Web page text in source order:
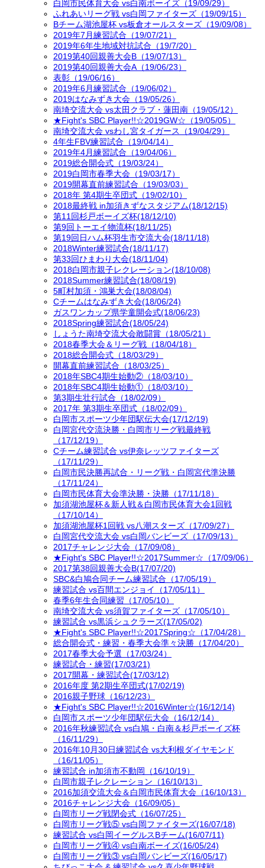
白岡市民体育大会 vs白南ボーイズ（19/09/29）
ふれあいリーグ戦 vs白岡ファイターズ（19/09/15）
Bチーム湖池屋杯 vs板倉オールスターズ（19/09/08）
2019年7月練習試合（19/07/21）
2019年6年生地域対抗試合（19/7/20）
2019第40回親善大会B（19/07/13）
2019第40回親善大会A（19/06/23）
表彰（19/06/16）
2019年6月練習試合（19/06/02）
2019はなみずき大会（19/05/26）
南埼交流大会 vs太田クラブ・蓮田南（19/05/12）
★Fight's SBC Player!!☆2019GW☆（19/05/05）
南埼交流大会 vsわし宮タイガース（19/04/29）
4年生FBV練習試合（19/04/14）
2019年4月練習試合（19/04/06）
2019総合開会式（19/03/24）
2019白岡市春季大会（19/03/17）
2019開幕直前練習試合（19/03/03）
2018年 第4期生卒団式（19/02/10）
2018最終戦 in加須きずなスタジアム(18/12/15)
第11回杉戸ボーイズ杯(18/12/10)
第9回トーエイ物流杯(18/11/25)
第19回日ハム杯羽生市交流大会(18/11/18)
2018Winter練習試合(18/11/17)
第33回ひまわり大会(18/11/04)
2018白岡市親子レクレーション(18/10/08)
2018Summer練習試合(18/08/19)
5町村加須・鴻巣大会(18/08/04)
Cチームはなみずき大会(18/06/24)
ガスワンカップ県学童開会式(18/06/23)
2018Spring練習試合(18/05/24)
しょうた南埼交流大会敢闘賞（18/05/21）
2018春季大会＆リーグ戦（18/04/18）
2018総合開会式（18/03/29）
開幕直前練習試合（18/03/25）
2018年SBC4期生始動②（18/03/10）
2018年SBC4期生始動①（18/03/10）
第3期生壮行試合（18/02/09）
2017年 第3期生卒団式（18/02/09）
白岡市スポーツ少年団駅伝大会(17/12/19)
白岡宮代交流決勝・白岡市リーグ戦最終戦
（17/12/19）
Cチーム練習試合 vs伊奈レッツファイターズ
（17/11/29）
白岡市民決勝再試合・リーグ戦・白岡宮代準決勝
（17/11/24）
白岡市民体育大会準決勝・決勝（17/11/18）
加須湖池屋杯＆新人戦＆白岡市民体育大会1回戦
（17/10/14）
加須湖池屋杯1回戦 vs八潮スターズ（17/09/27）
白岡宮代交流大会 vs白岡バンビーズ（17/09/13）
2017チャレンジ大会（17/09/08）
★Fight's SBC Player!!☆2017Summer☆（17/09/06）
2017第38回親善大会B(17/07/20)
SBC&白鳩合同チーム練習試合（17/05/19）
練習試合 vs百間エンジョイ（17/05/11）
春季6年生合同練習（17/05/10）
南埼交流大会 vs須賀ファイターズ（17/05/10）
練習試合 vs黒浜シュクラーズ(17/05/02)
★Fight's SBC Player!!☆2017Spring☆（17/04/28）
総合開会式・練習・春季大会準々決勝（17/04/20）
2017春季大会予選（17/03/24）
練習試合・練習(17/03/21)
2017開幕・練習試合(17/03/12)
2016年度 第2期生卒団式(17/02/19)
2016親子野球（16/12/23）
★Fight's SBC Player!!☆2016Winter☆(16/12/14)
白岡市スポーツ少年団駅伝大会（16/12/14）
2016年秋練習試合 vs白鳩・白南＆杉戸ボーイズ杯
（16/11/29）
2016年10月30日練習試合 vs大利根ダイヤモンド
（16/11/05）
練習試合 in加須市不動岡（16/10/19）
白岡市親子レクレーション（16/10/13）
2016加須交流大会＆白岡市民体育大会（16/10/13）
2016チャレンジ大会（16/09/05）
白岡市リーグ戦閉会式（16/07/25）
白岡市リーグ戦⑤ vs白岡ファイターズ(16/07/18)
練習試合 vs白岡イーグルスBチーム(16/07/11)
白岡市リーグ戦④ vs白南ボーイズ(16/05/24)
白岡市リーグ戦③ vs白岡バンビーズ(16/05/17)